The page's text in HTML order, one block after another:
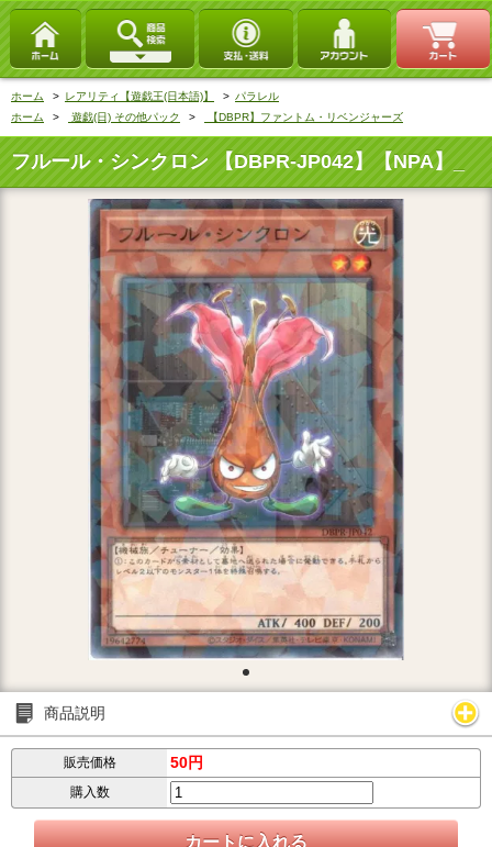
ホーム > レアリティ【遊戯王(日本語)】 > パラレル
ホーム
> 遊戯(日) その他パック > 【DBPR】ファントム・リベンジャーズ
フルール・シンクロン 【DBPR-JP042】【NPA】_
商品説明
販売価格 50円
購入数